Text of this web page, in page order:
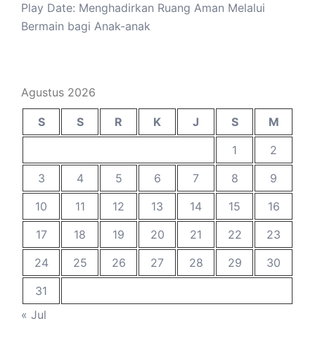
Play Date: Menghadirkan Ruang Aman Melalui
Bermain bagi Anak-anak
Agustus 2026
S S R K J S
M
1
2
3
4 5 6 7 8
9
10
11 12 13 14 15
16
17
18 19 20 21 22
23
24
25 26 27 28 29
30
31
« Jul